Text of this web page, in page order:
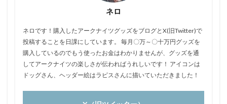
ネロ
ネロです！購入したアークナイツグッズをブログとX(旧Twitter)で
投稿することを日課にしています。 毎月〇万～〇十万円グッズを
購入しているのでもう使ったお金はわかりませんが、グッズを通
してアークナイツの楽しさが伝わればうれしいです！ アイコンは
ドッグさん、ヘッダー絵はラピスさんに描いていただきました！